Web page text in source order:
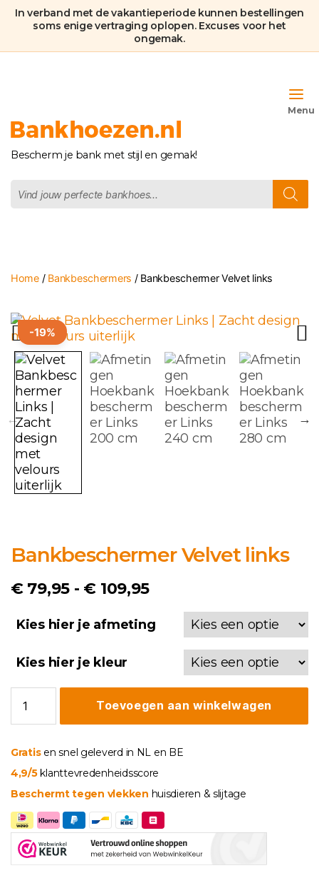
In verband met de vakantieperiode kunnen bestellingen
soms enige vertraging oplopen. Excuses voor het
ongemak.
Bankhoezen.nl
Bescherm je bank met stijl en gemak!
zoeken
Home/ Bankbeschermers / Bankbeschermer Velvet links
-19%
Bankbeschermer Velvet links
€79,95 - € 109,95Prijsklasse:
€ 79,95
tot
€ 109,95
Kies hier je afmeting
Kies hier je kleur
Bankbeschermer
Velvet
links
Toevoegen aan winkelwagen
Gratisen snel geleverd in NL en BE
4,9/5 klanttevredenheidsscore
Beschermt tegen vlekken huisdieren & slijtage